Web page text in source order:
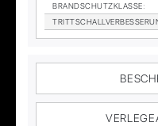
BRAND­SCHUTZ­KLAS­SE: